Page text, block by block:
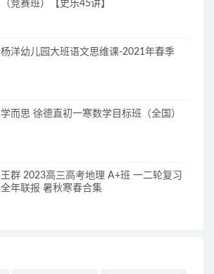
（竞赛班）【史乐45讲】
杨洋幼儿园大班语文思维课-2021年春季
学而思 徐德直初一寒数学目标班（全国）
王群 2023高三高考地理 A+班 一二轮复习
全年联报 暑秋寒春合集